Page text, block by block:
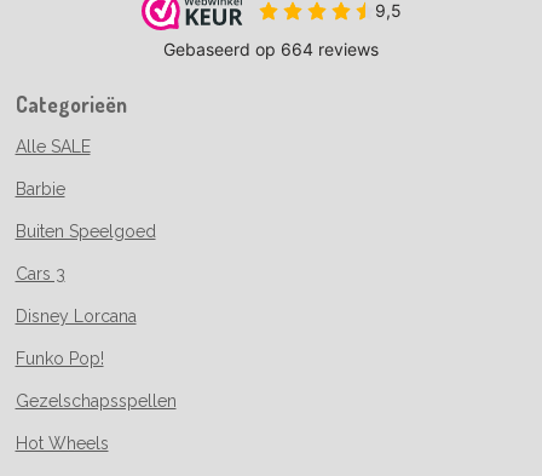
Categorieën
Alle SALE
Barbie
Buiten Speelgoed
Cars 3
Disney Lorcana
Funko Pop!
Gezelschapsspellen
Hot Wheels